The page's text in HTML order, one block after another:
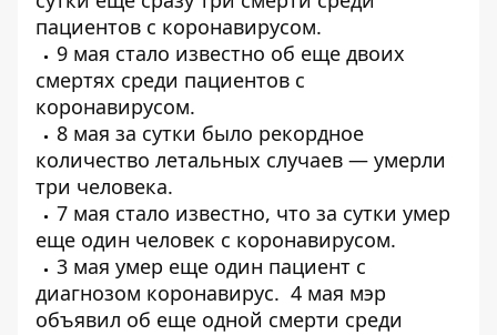
пациентов с коронавирусом.
9 мая стало известно об еще двоих
смертях среди пациентов с
коронавирусом.
8 мая за сутки было рекордное
количество летальных случаев — умерли
три человека.
7 мая стало известно, что за сутки умер
еще один человек с коронавирусом.
3 мая умер еще один пациент с
диагнозом коронавирус. 4 мая мэр
объявил об еще одной смерти среди